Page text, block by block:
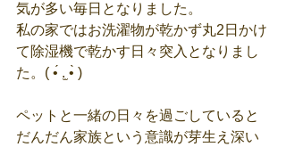
気が多い毎日となりました。
私の家ではお洗濯物が乾かず丸2日かけ
て除湿機で乾かす日々突入となりまし
た。( •́ .̫ •̀ )
ペットと一緒の日々を過ごしていると
だんだん家族という意識が芽生え深い